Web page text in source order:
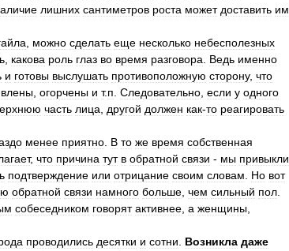
лишних сантиметров роста может доставить им
можно сделать еще несколько небесполезных
какова роль глаз во время разговора Ведь именно
и готовы выслушать противоположную сторону, что
огорчены и т.п Следовательно если у одного
часть лица другой должен как-то реагировать
менее приятно В то же время собственная
, что причина тут в обратной связи - мы привыкли
подтверждение или отрицание своим словам Но вот
обратной связи намного больше чем сильный пол
собеседником говорят активнее а женщины
проводились десятки и сотни Возникла даже